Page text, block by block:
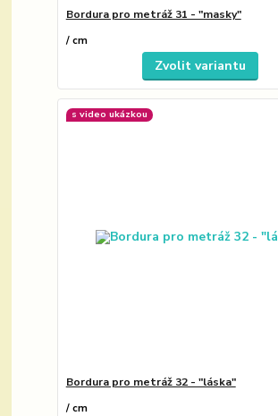
Bordura pro metráž 31 - "masky"
/cm
Zvolit variantu
s video ukázkou
Bordura pro metráž 32 - "láska"
/cm